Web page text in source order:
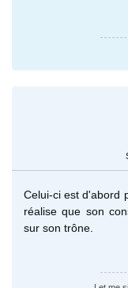
Celui-ci est d'abord
réalise que son
sur son trône.